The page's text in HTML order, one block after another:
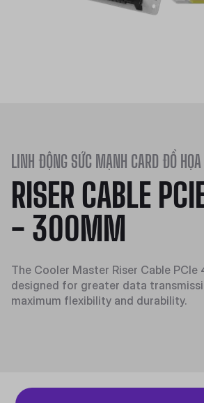
LINH ĐỘNG SỨC MẠNH CARD ĐỒ HỌA
RISER CABLE
- 300MM
The Cooler Master Riser Cable PCIe
designed for greater data
maximum flexibility and durability.